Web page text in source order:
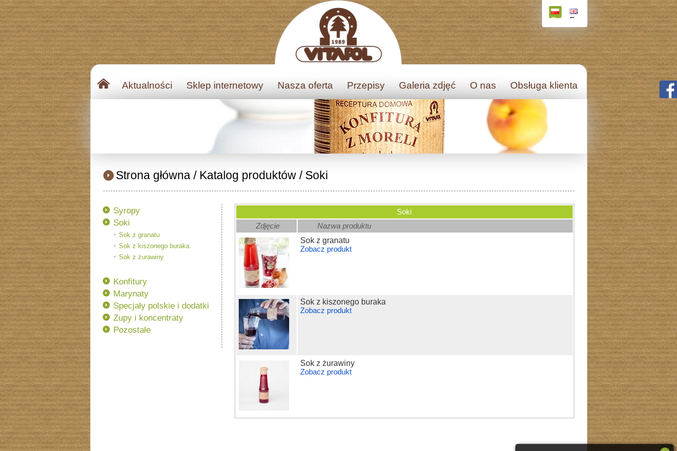
PolskiEnglish
Aktualności Sklep internetowy Nasza oferta Przepisy Galeria zdjęć O nas Obsługa klienta
Strona główna/ Katalog produktów/ Soki
Syropy
Soki
Sok z granatu
Sok z kiszonego buraka
Sok z żurawiny
Konfitury
Marynaty
Specjały polskie i dodatki
Zupy i koncentraty
Pozostałe
Soki
Zdjęcie
Nazwa produktu
Sok z granatu
Zobacz produkt
Sok z kiszonego buraka
Zobacz produkt
Sok z żurawiny
Zobacz produkt